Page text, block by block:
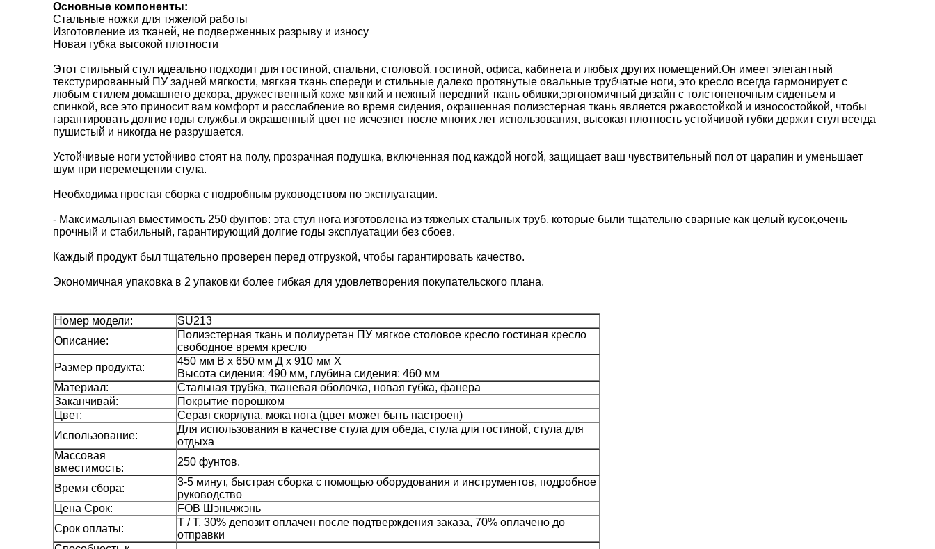
Основные компоненты:
Стальные ножки для тяжелой работы
Изготовление из тканей, не подверженных разрыву и износу
Новая губка высокой плотности
Этот стильный стул идеально подходит для гостиной, спальни, столовой, гостиной, офиса, кабинета и любых других помещений.Он имеет элегантный
текстурированный ПУ задней мягкости, мягкая ткань спереди и стильные далеко протянутые овальные трубчатые ноги, это кресло всегда гармонирует с
любым стилем домашнего декора, дружественный коже мягкий и нежный передний ткань обивки,эргономичный дизайн с толстопеночным сиденьем и
спинкой, все это приносит вам комфорт и расслабление во время сидения, окрашенная полиэстерная ткань является ржавостойкой и износостойкой, чтобы
гарантировать долгие годы службы,и окрашенный цвет не исчезнет после многих лет использования, высокая плотность устойчивой губки держит стул всегда
пушистый и никогда не разрушается.
Устойчивые ноги устойчиво стоят на полу, прозрачная подушка, включенная под каждой ногой, защищает ваш чувствительный пол от царапин и уменьшает
шум при перемещении стула.
Необходима простая сборка с подробным руководством по эксплуатации.
- Максимальная вместимость 250 фунтов: эта стул нога изготовлена из тяжелых стальных труб, которые были тщательно сварные как целый кусок,очень
прочный и стабильный, гарантирующий долгие годы эксплуатации без сбоев.
Каждый продукт был тщательно проверен перед отгрузкой, чтобы гарантировать качество.
Экономичная упаковка в 2 упаковки более гибкая для удовлетворения покупательского плана.
Номер модели:
SU213
Описание:
Полиэстерная ткань и полиуретан ПУ мягкое столовое кресло гостиная кресло
свободное время кресло
Размер продукта:
450 мм В х 650 мм Д х 910 мм Х
Высота сидения: 490 мм, глубина сидения: 460 мм
Материал:
Стальная трубка, тканевая оболочка, новая губка, фанера
Заканчивай:
Покрытие порошком
Цвет:
Серая скорлупа, мока нога (цвет может быть настроен)
Использование:
Для использования в качестве стула для обеда, стула для гостиной, стула для
отдыха
Массовая
вместимость:
250 фунтов.
Время сбора:
3-5 минут, быстрая сборка с помощью оборудования и инструментов, подробное
руководство
Цена Срок:
FOB Шэньчжэнь
Срок оплаты:
T / T, 30% депозит оплачен после подтверждения заказа, 70% оплачено до
отправки